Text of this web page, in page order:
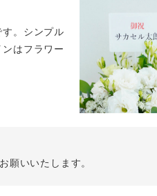
。シンプル
はフラワー
願いいたします。